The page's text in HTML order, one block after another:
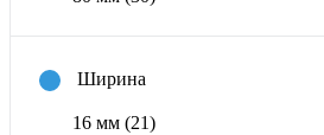
Ширина
16 мм (21)